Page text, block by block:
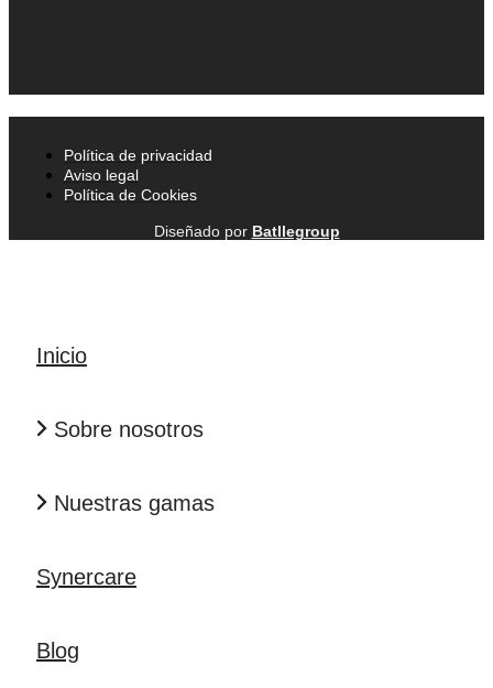
Política de privacidad
Aviso legal
Política de Cookies
Diseñado por Batllegroup
Inicio
Sobre nosotros
Nuestras gamas
Synercare
Blog